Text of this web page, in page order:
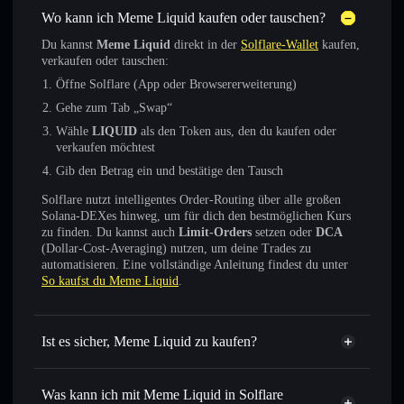
Wo kann ich Meme Liquid kaufen oder tauschen?
Du kannst Meme Liquid direkt in der Solflare-Wallet kaufen,
verkaufen oder tauschen:
Öffne Solflare (App oder Browsererweiterung)
Gehe zum Tab „Swap“
Wähle LIQUID als den Token aus, den du kaufen oder
verkaufen möchtest
Gib den Betrag ein und bestätige den Tausch
Solflare nutzt intelligentes Order-Routing über alle großen
Solana-DEXes hinweg, um für dich den bestmöglichen Kurs
zu finden. Du kannst auch Limit-Orders setzen oder DCA
(Dollar-Cost-Averaging) nutzen, um deine Trades zu
automatisieren. Eine vollständige Anleitung findest du unter
So kaufst du Meme Liquid.
Ist es sicher, Meme Liquid zu kaufen?
Meme Liquid verifizierter Token
Was kann ich mit Meme Liquid in Solflare